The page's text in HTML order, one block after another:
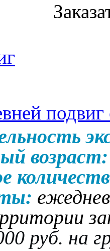
возраст:
руб. на